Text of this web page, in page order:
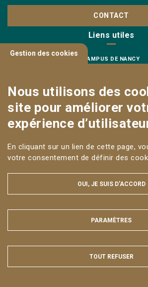
CONTACT
Liens utiles
CAMPUS DE NANCY
MENTIONS LÉGALES ET DONNÉES
PLAN DU SITE
Tous droits réservés
Gestion des cookies
Nous utilisons des
site pour améliorer
expérience
En cliquant sur un lien de cette page,
votre consentement de définir des
OUI, JE SUIS D'ACCORD
MASQUER
PARAMÈTRES
TOUT REFUSER